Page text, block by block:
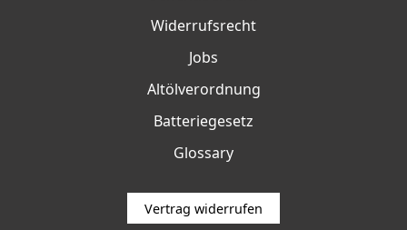
Widerrufsrecht
Jobs
Altölverordnung
Batteriegesetz
Glossary
Vertrag widerrufen